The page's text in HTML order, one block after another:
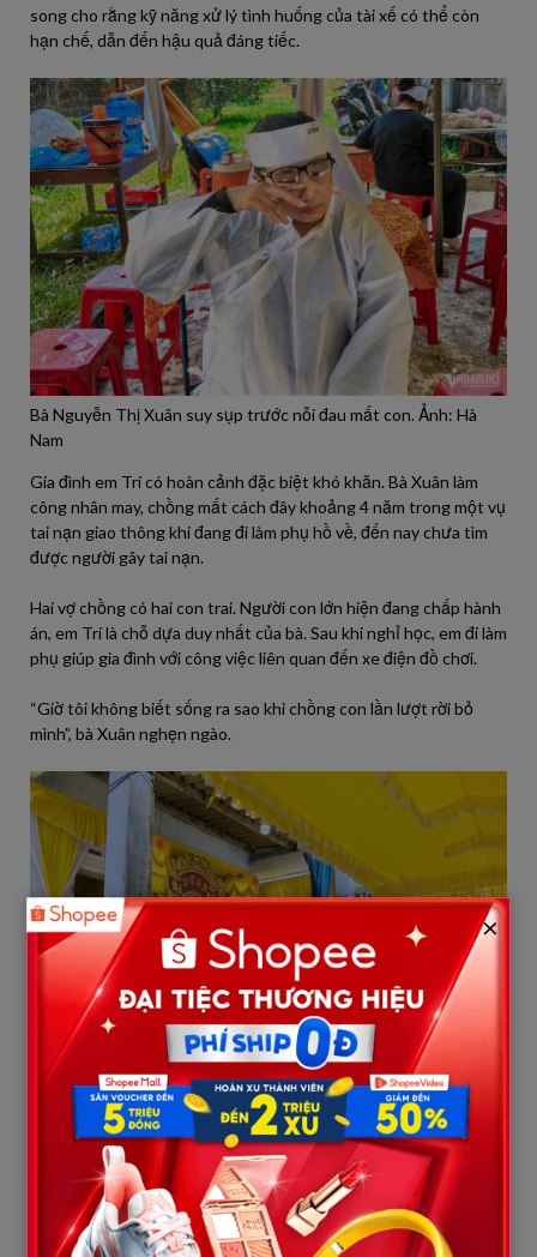
song cho rằng kỹ năng xử lý tình huống của tài xế có thể còn
hạn chế, dẫn đến hậu quả đáng tiếc.
Bà Nguyễn Thị Xuân suy sụp trước nỗi đau mất con. Ảnh: Hà
Nam
Gia đình em Trí có hoàn cảnh đặc biệt khó khăn. Bà Xuân làm
công nhân may, chồng mất cách đây khoảng 4 năm trong một vụ
tai nạn giao thông khi đang đi làm phụ hồ về, đến nay chưa tìm
được người gây tai nạn.
Hai vợ chồng có hai con trai. Người con lớn hiện đang chấp hành
án, em Trí là chỗ dựa duy nhất của bà. Sau khi nghỉ học, em đi làm
phụ giúp gia đình với công việc liên quan đến xe điện đồ chơi.
“Giờ tôi không biết sống ra sao khi chồng con lần lượt rời bỏ
mình”, bà Xuân nghẹn ngào.
Gia đình em Trí có hoàn cảnh khó khăn. Ảnh: Hà Nam
Hai thiếu niên cùng làm việc liên quan đến pin xe đồ chơi
Cách đó khoảng 3 km, tại thôn Tú Phương, gia đình em Dương
×